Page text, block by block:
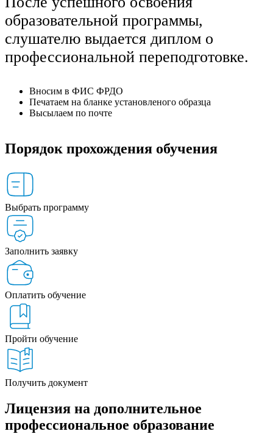
образовательной программы,
слушателю выдается диплом о
профессиональной переподготовке.
Вносим в ФИС ФРДО
Печатаем на бланке установленого образца
Высылаем по почте
Порядок прохождения обучения
Выбрать программу
Заполнить заявку
Оплатить обучение
Пройти обучение
Получить документ
Лицензия на дополнительное
профессиональное образование